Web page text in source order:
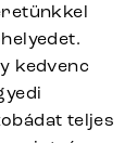
kedvenc
teljes